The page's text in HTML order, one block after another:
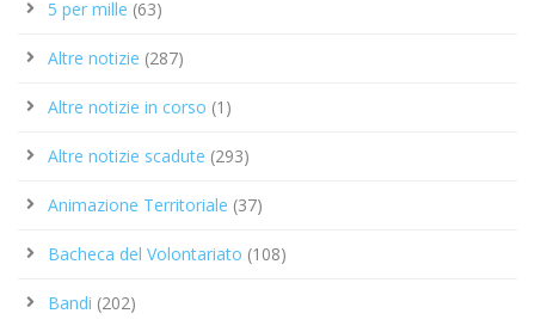
5 per mille (63)
Altre notizie (287)
Altre notizie in corso (1)
Altre notizie scadute (293)
Animazione Territoriale (37)
Bacheca del Volontariato (108)
Bandi (202)